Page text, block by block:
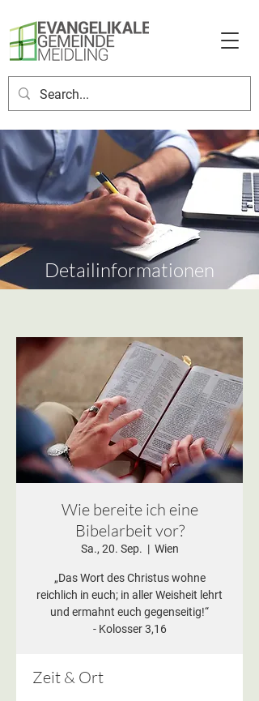
Detailinformationen
Wie bereite ich eine
Bibelarbeit vor?
Sa., 20. Sep.
  |
Wien
„Das Wort des Christus wohne
reichlich in euch; in aller Weisheit lehrt
und ermahnt euch gegenseitig!“
- Kolosser 3,16
Zeit & Ort